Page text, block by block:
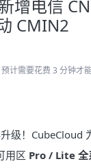
增电信
CMIN2
计需要花费 3 分钟才能
级！CubeCloud
用区 Pro / Lite 全